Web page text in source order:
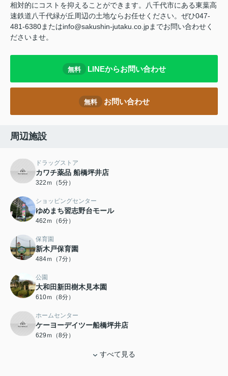
相対的にコストを抑えることができます。八千代市にある東葉高
速鉄道八千代緑が丘周辺の土地ならお任せください。ぜひ047-
481-6380またはinfo@sakushin-jutaku.co.jpまでお問い合わせく
ださいませ。
無料 LINEからお問い合わせ
無料 お問い合わせ
周辺施設
ドラッグストア
カワチ薬品 船橋坪井店
322ｍ（5分）
ショッピングセンター
ゆめまち習志野台モール
462ｍ（6分）
保育園
新木戸保育園
484ｍ（7分）
公園
大和田新田樹木見本園
610ｍ（8分）
ホームセンター
ケーヨーデイツー船橋坪井店
629ｍ（8分）
すべて見る